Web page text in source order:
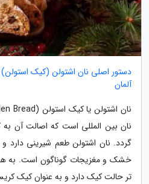
دستور اصلی نان اشتولن (کیک
آلمان
نان بین المللی است که اصالت آن
گردد. نان اشتولن طعم شیرینی دارد
خشک و مغزیجات گوناگون است. به
تر حالت کیک دارد و به عنوان کیک